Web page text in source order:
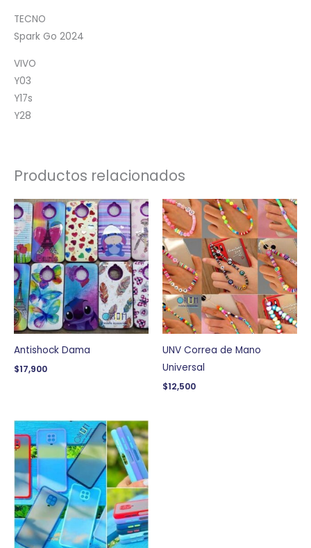
TECNO
Spark Go 2024
VIVO
Y03
Y17s
Y28
Productos relacionados
Antishock Dama
$17,900
UNV Correa de Mano
Universal
$12,500